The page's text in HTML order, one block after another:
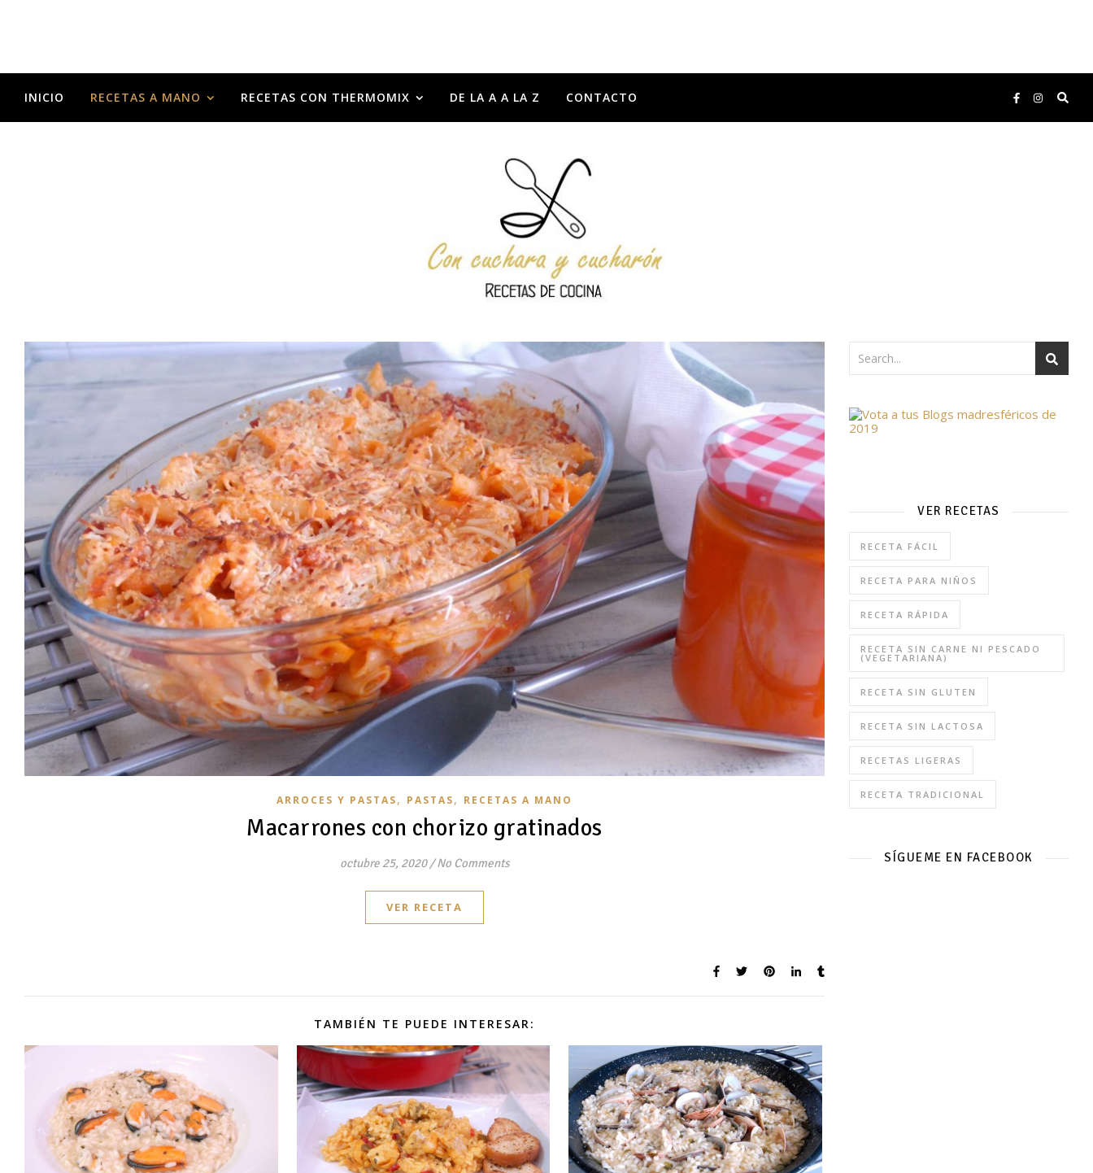
INICIO RECETAS A MANO RECETAS CON THERMOMIX DE LA A A LA Z CONTACTO
ARROCES Y PASTAS, PASTAS, RECETAS A MANO
Macarrones con chorizo gratinados
octubre 25, 2020 /No Comments
VER RECETA
TAMBIÉN TE PUEDE INTERESAR:
VER RECETAS
RECETA FÁCIL
RECETA PARA NIÑOS
RECETA RÁPIDA
RECETA SIN CARNE NI PESCADO
(VEGETARIANA)
RECETA SIN GLUTEN
RECETA SIN LACTOSA
RECETAS LIGERAS
RECETA TRADICIONAL
SÍGUEME EN FACEBOOK